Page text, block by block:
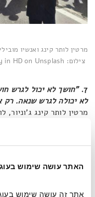
האתר עושה שימוש
צילום: History in HD on Unsplash
7. "חושך לא יכול לגרש
לא יכולה לגרש שנאה. רק
מרטין לותר קינג
שמשפיעים עלינו מאוד.